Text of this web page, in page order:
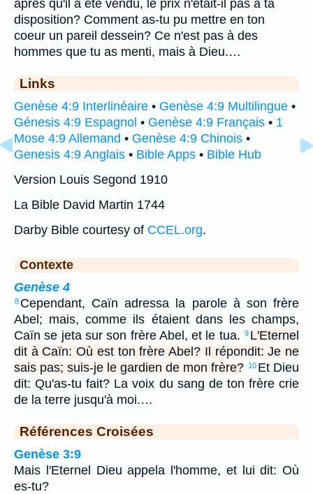
après qu'il a été vendu, le prix n'était-il pas à ta
disposition? Comment as-tu pu mettre en ton
coeur un pareil dessein? Ce n'est pas à des
hommes que tu as menti, mais à Dieu.…
Links
Genèse 4:9 Interlinéaire • Genèse 4:9 Multilingue •
Génesis 4:9 Espagnol • Genèse 4:9 Français • 1
Mose 4:9 Allemand • Genèse 4:9 Chinois •
Genesis 4:9 Anglais • Bible Apps • Bible Hub
Version Louis Segond 1910
La Bible David Martin 1744
Darby Bible courtesy of CCEL.org.
Contexte
Genèse 4
8 Cependant, Caïn adressa la parole à son frère
Abel; mais, comme ils étaient dans les champs,
Caïn se jeta sur son frère Abel, et le tua. 9 L'Eternel
dit à Caïn: Où est ton frère Abel? Il répondit: Je ne
sais pas; suis-je le gardien de mon frère? 10 Et Dieu
dit: Qu'as-tu fait? La voix du sang de ton frère crie
de la terre jusqu'à moi.…
Références Croisées
Genèse 3:9
Mais l'Eternel Dieu appela l'homme, et lui dit: Où
es-tu?